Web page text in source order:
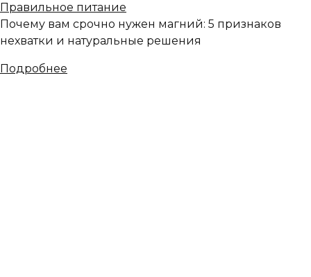
Правильное питание
Почему вам срочно нужен магний: 5 признаков
нехватки и натуральные решения
Подробнее